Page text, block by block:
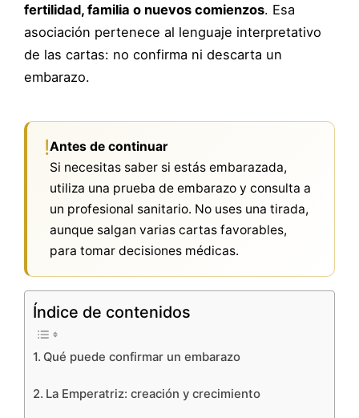
fertilidad, familia o nuevos comienzos. Esa
asociación pertenece al lenguaje interpretativo
de las cartas: no confirma ni descarta un
embarazo.
!Antes de continuar
Si necesitas saber si estás embarazada,
utiliza una prueba de embarazo y consulta a
un profesional sanitario. No uses una tirada,
aunque salgan varias cartas favorables,
para tomar decisiones médicas.
Índice de contenidos
Qué puede confirmar un embarazo
La Emperatriz: creación y crecimiento